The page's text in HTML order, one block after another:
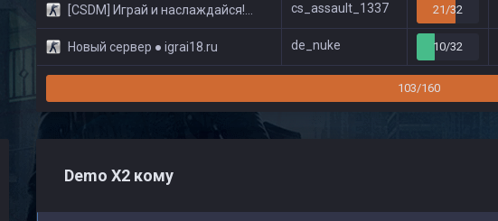
[CSDM] Играй и наслаждайся! © Classic cs_assault_1337 21/32
Новый сервер ● igrai18.ru de_nuke 10/32
103/160
Demo X2 кому